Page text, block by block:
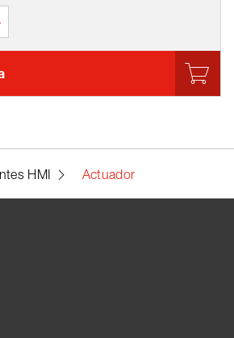
HMI Actuador